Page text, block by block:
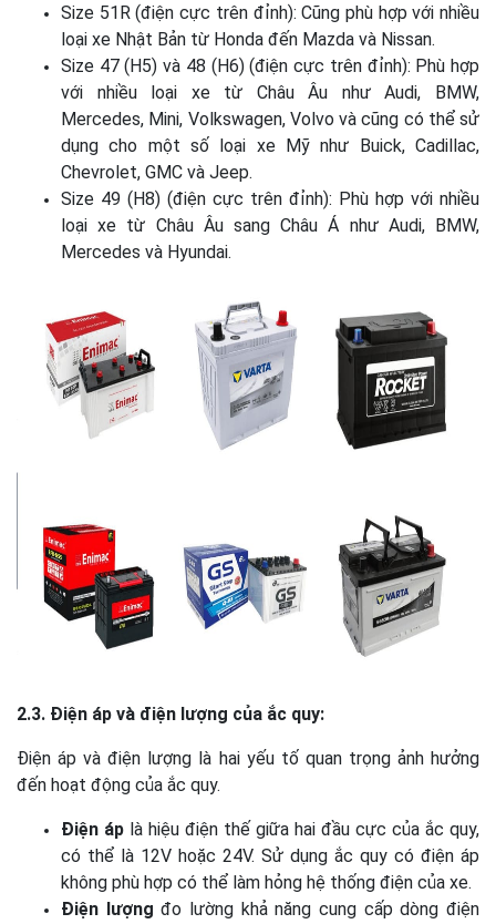
Size 51R (điện cực trên đỉnh): Cũng phù hợp với nhiều
loại xe Nhật Bản từ Honda đến Mazda và Nissan.
Size 47 (H5) và 48 (H6) (điện cực trên đỉnh): Phù hợp
với nhiều loại xe từ Châu Âu như Audi, BMW,
Mercedes, Mini, Volkswagen, Volvo và cũng có thể sử
dụng cho một số loại xe Mỹ như Buick, Cadillac,
Chevrolet, GMC và Jeep.
Size 49 (H8) (điện cực trên đỉnh): Phù hợp với nhiều
loại xe từ Châu Âu sang Châu Á như Audi, BMW,
Mercedes và Hyundai.
2.3. Điện áp và điện lượng của ắc quy:
Điện áp và điện lượng là hai yếu tố quan trọng ảnh hưởng
đến hoạt động của ắc quy.
Điện áp là hiệu điện thế giữa hai đầu cực của ắc quy,
có thể là 12V hoặc 24V. Sử dụng ắc quy có điện áp
không phù hợp có thể làm hỏng hệ thống điện của xe.
Điện lượng đo lường khả năng cung cấp dòng điện